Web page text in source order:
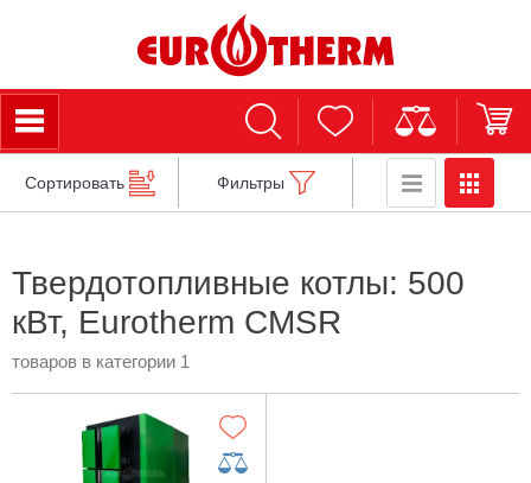
Сортировать Фильтры
Твердотопливные котлы: 500
кВт, Eurotherm CMSR
товаров в категории 1